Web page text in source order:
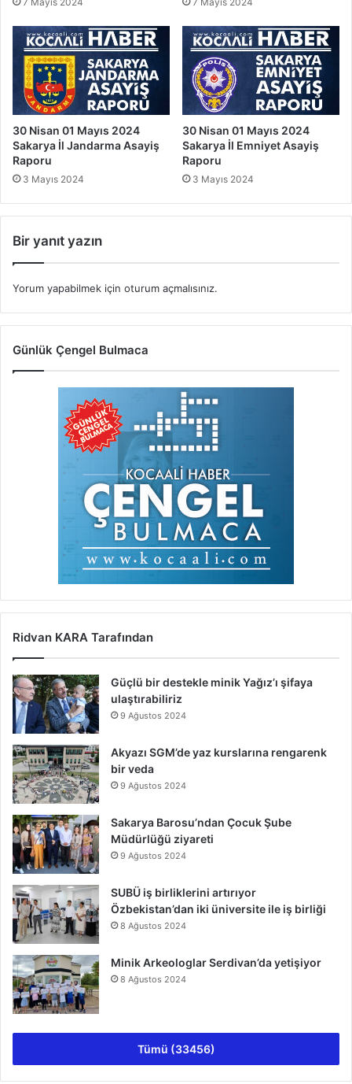
30 Nisan 01 Mayıs 2024
Sakarya İl Jandarma Asayiş
Raporu
3 Mayıs 2024
30 Nisan 01 Mayıs 2024
Sakarya İl Emniyet Asayiş
Raporu
3 Mayıs 2024
Bir yanıt yazın
Yorum yapabilmek için oturum açmalısınız.
Günlük Çengel Bulmaca
Ridvan KARA Tarafından
Güçlü bir destekle minik Yağız’ı şifaya
ulaştırabiliriz
9 Ağustos 2024
Akyazı SGM’de yaz kurslarına rengarenk
bir veda
9 Ağustos 2024
Sakarya Barosu’ndan Çocuk Şube
Müdürlüğü ziyareti
9 Ağustos 2024
SUBÜ iş birliklerini artırıyor
Özbekistan’dan iki üniversite ile iş birliği
8 Ağustos 2024
Minik Arkeologlar Serdivan’da yetişiyor
8 Ağustos 2024
Tümü (33456)